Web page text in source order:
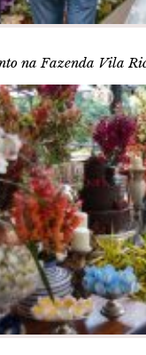
na Fazenda Vila